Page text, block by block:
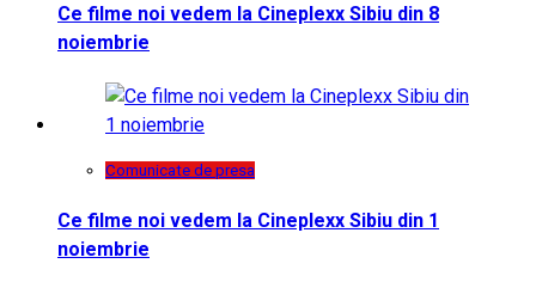
Ce filme noi vedem la Cineplexx Sibiu din 8
noiembrie
Comunicate de presa
Ce filme noi vedem la Cineplexx Sibiu din 1
noiembrie